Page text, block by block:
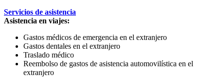
Servicios de asistencia
Asistencia en viajes:
Gastos médicos de emergencia en el extranjero
Gastos dentales en el extranjero
Traslado médico
Reembolso de gastos de asistencia automovilística en el
extranjero